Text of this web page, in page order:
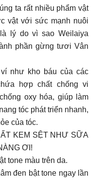
ta rất nhiều phẩm vật
vật với sức mạnh nuôi
lý do vì sao Weilaiya
phần gừng tươi Vân
như kho báu của các
hợp chất chống vi
oxy hóa, giúp làm
tóc phát triển nhanh,
của tóc.
KEM SỆT NHƯ SỮA
ƠI!
tone màu trên da.
đen bật tone ngay lần